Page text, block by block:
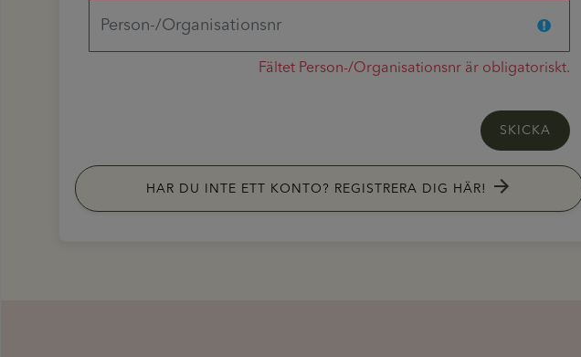
Fältet Person-/Organisationsnr är obligatoriskt.
SKICKA
HAR DU INTE ETT KONTO? REGISTRERA DIG HÄR!